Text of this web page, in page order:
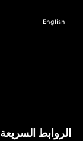
English
الروابط السريعة